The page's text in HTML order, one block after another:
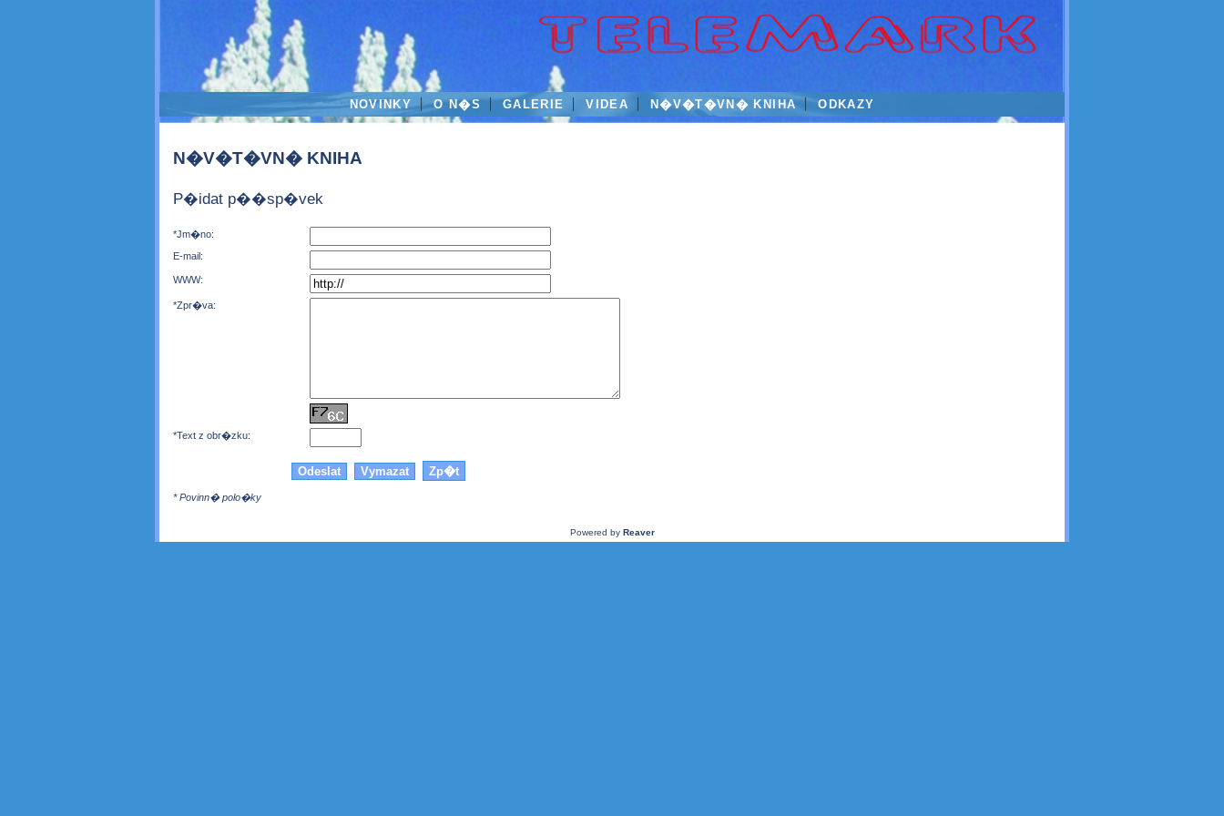
NOVINKY O N�S GALERIE VIDEA N�V�T�VN� KNIHA ODKAZY
N�V�T�VN� KNIHA
P�idat p��sp�vek
*Jm�no:
E-mail:
WWW:
*Zpr�va:
*Text z obr�zku:
* Povinn� polo�ky
Powered by Reaver